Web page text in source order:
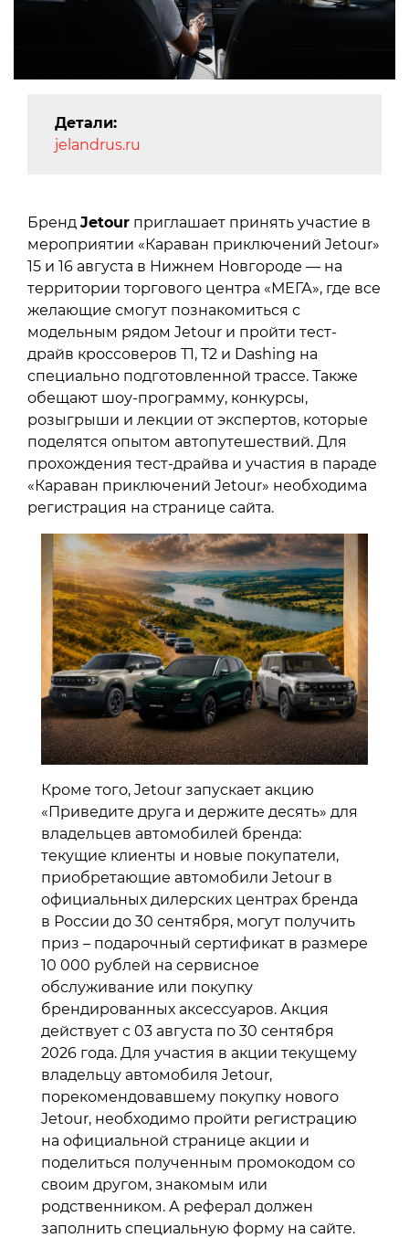
Детали:
jelandrus.ru
Бренд Jetour приглашает принять участие в
мероприятии «Караван приключений Jetour»
15 и 16 августа в Нижнем Новгороде — на
территории торгового центра «МЕГА», где все
желающие смогут познакомиться с
модельным рядом Jetour и пройти тест-
драйв кроссоверов Т1, Т2 и Dashing на
специально подготовленной трассе. Также
обещают шоу-программу, конкурсы,
розыгрыши и лекции от экспертов, которые
поделятся опытом автопутешествий. Для
прохождения тест-драйва и участия в параде
«Караван приключений Jetour» необходима
регистрация на странице сайта.
Кроме того, Jetour запускает акцию
«Приведите друга и держите десять» для
владельцев автомобилей бренда:
текущие клиенты и новые покупатели,
приобретающие автомобили Jetour в
официальных дилерских центрах бренда
в России до 30 сентября, могут получить
приз – подарочный сертификат в размере
10 000 рублей на сервисное
обслуживание или покупку
брендированных аксессуаров. Акция
действует с 03 августа по 30 сентября
2026 года. Для участия в акции текущему
владельцу автомобиля Jetour,
порекомендовавшему покупку нового
Jetour, необходимо пройти регистрацию
на официальной странице акции и
поделиться полученным промокодом со
своим другом, знакомым или
родственником. А реферал должен
заполнить специальную форму на сайте.